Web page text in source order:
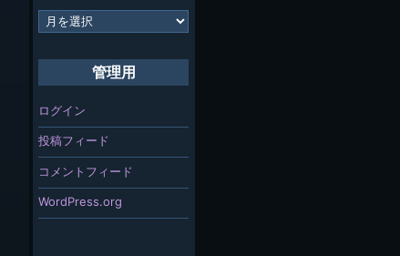
ア
ー
管理用
ログイン
投稿フィード
コメントフィード
WordPress.org